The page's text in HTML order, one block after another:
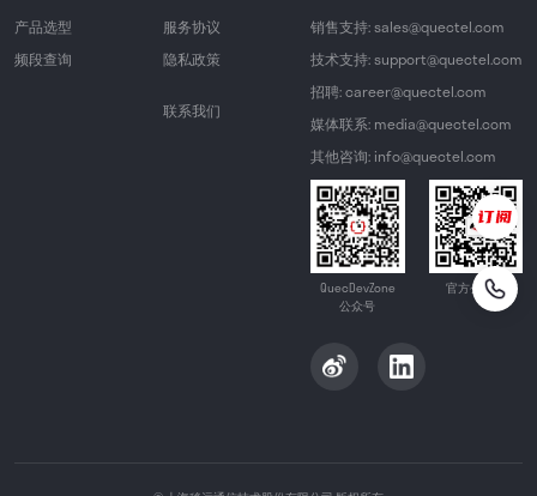
产品选型
频段查询
服务协议
隐私政策
联系我们
销售支持: sales@quectel.com
技术支持: support@quectel.com
招聘: career@quectel.com
媒体联系: media@quectel.com
其他咨询: info@quectel.com
QuecDevZone
公众号
官方公众号